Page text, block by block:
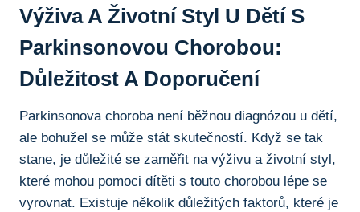
Výživa A Životní Styl‍ U ‍dětí S
⁣Parkinsonovou ⁢chorobou:
Důležitost​ A Doporučení
Parkinsonova choroba není běžnou diagnózou u dětí,
ale bohužel se může stát skutečností. Když se tak
stane, je důležité se zaměřit na výživu a⁣ životní styl,
které mohou pomoci dítěti s touto ​chorobou lépe⁢ se
vyrovnat. Existuje ⁢několik důležitých faktorů, které‍ je